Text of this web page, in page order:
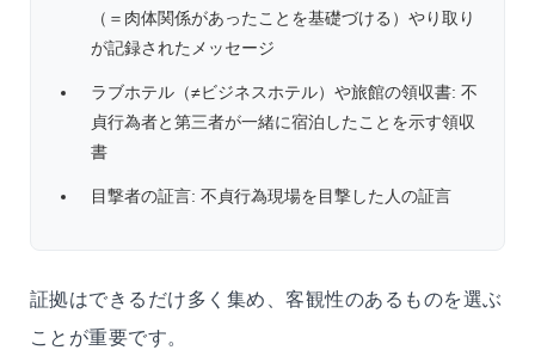
（＝肉体関係があったことを基礎づける）やり取り
が記録されたメッセージ
ラブホテル（≠ビジネスホテル）や旅館の領収書: 不
貞行為者と第三者が一緒に宿泊したことを示す領収
書
目撃者の証言: 不貞行為現場を目撃した人の証言
証拠はできるだけ多く集め、客観性のあるものを選ぶ
ことが重要です。